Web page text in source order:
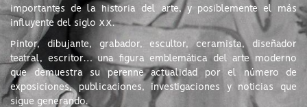
importantes de la historia del arte, y posiblemente el más
influyente del siglo XX.
Pintor, dibujante, grabador, escultor, ceramista, diseñador
teatral, escritor… una figura emblemática del arte moderno
que demuestra su perenne actualidad por el número de
exposiciones, publicaciones, investigaciones y noticias que
sigue generando.